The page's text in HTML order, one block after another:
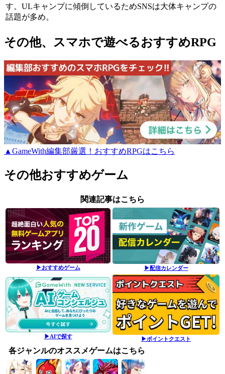
す。ULキャンプに傾倒しているためSNSは大体キャンプの
話題が多め。
その他、スマホで遊べるおすすめRPG
▲GameWith編集部厳選！おすすめRPGはこちら
その他おすすめゲーム
関連記事はこちら
▶おすすめゲーム ▶配信カレンダー
▶AIで探す ▶ポイントクエスト
各ジャンルのオススメゲームはこちら